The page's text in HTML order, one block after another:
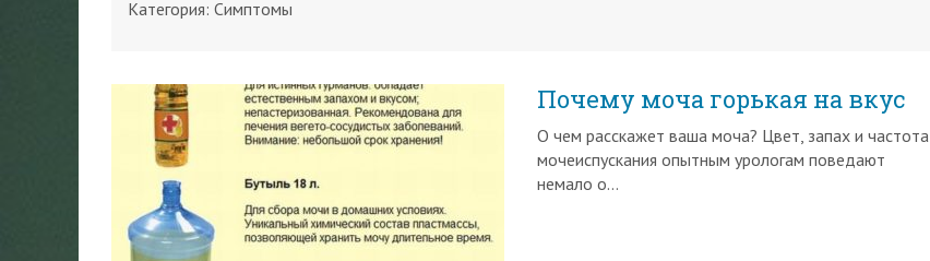
Категория: Симптомы
Почему моча горькая на вкус
О чем расскажет ваша моча? Цвет, запах и частота
мочеиспускания опытным урологам поведают
немало о…